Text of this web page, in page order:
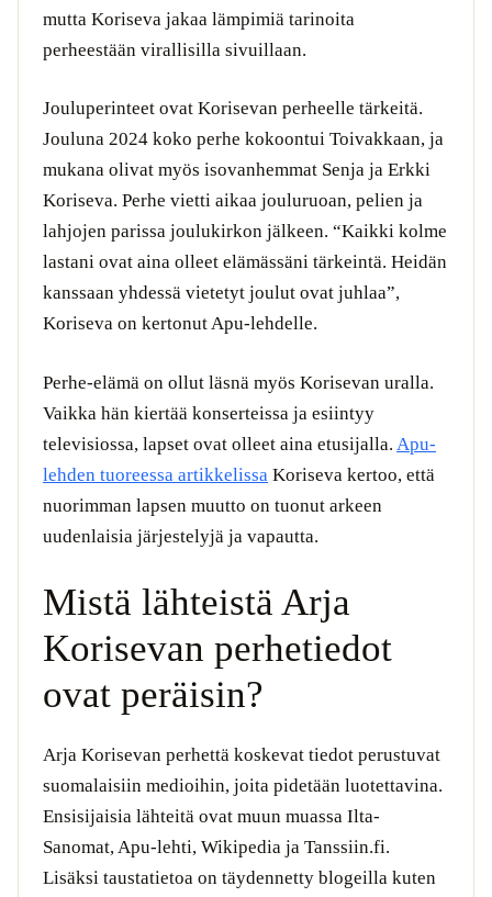
mutta Koriseva jakaa lämpimiä tarinoita
perheestään virallisilla sivuillaan.
Jouluperinteet ovat Korisevan perheelle tärkeitä.
Jouluna 2024 koko perhe kokoontui Toivakkaan, ja
mukana olivat myös isovanhemmat Senja ja Erkki
Koriseva. Perhe vietti aikaa jouluruoan, pelien ja
lahjojen parissa joulukirkon jälkeen. “Kaikki kolme
lastani ovat aina olleet elämässäni tärkeintä. Heidän
kanssaan yhdessä vietetyt joulut ovat juhlaa”,
Koriseva on kertonut Apu-lehdelle.
Perhe-elämä on ollut läsnä myös Korisevan uralla.
Vaikka hän kiertää konserteissa ja esiintyy
televisiossa, lapset ovat olleet aina etusijalla. Apu-
lehden tuoreessa artikkelissa Koriseva kertoo, että
nuorimman lapsen muutto on tuonut arkeen
uudenlaisia järjestelyjä ja vapautta.
Mistä lähteistä Arja
Korisevan perhetiedot
ovat peräisin?
Arja Korisevan perhettä koskevat tiedot perustuvat
suomalaisiin medioihin, joita pidetään luotettavina.
Ensisijaisia lähteitä ovat muun muassa Ilta-
Sanomat, Apu-lehti, Wikipedia ja Tanssiin.fi.
Lisäksi taustatietoa on täydennetty blogeilla kuten